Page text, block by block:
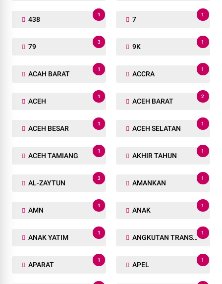
438
1
7
1
79
3
9K
1
ACAH BARAT
1
ACCRA
1
ACEH
1
ACEH BARAT
2
ACEH BESAR
1
ACEH SELATAN
1
ACEH TAMIANG
1
AKHIR TAHUN
1
AL-ZAYTUN
3
AMANKAN
1
AMN
1
ANAK
1
ANAK YATIM
1
ANGKUTAN TRANSPORTASI
1
APARAT
1
APEL
1